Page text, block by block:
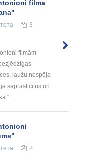
filma
3
filmām
ļaužu nespēja
saprast citus un
" ...
2